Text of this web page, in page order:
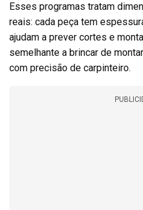
Esses programas tratam
reais: cada peça tem
ajudam a prever cortes e
semelhante a brincar de
com precisão de carpinteiro.